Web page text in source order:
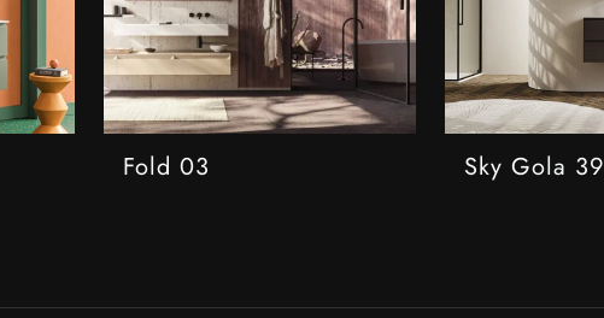
Fold 03 Sky Gola 39